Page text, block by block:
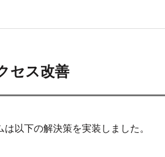
セス改善
以下の解決策を実装しました。